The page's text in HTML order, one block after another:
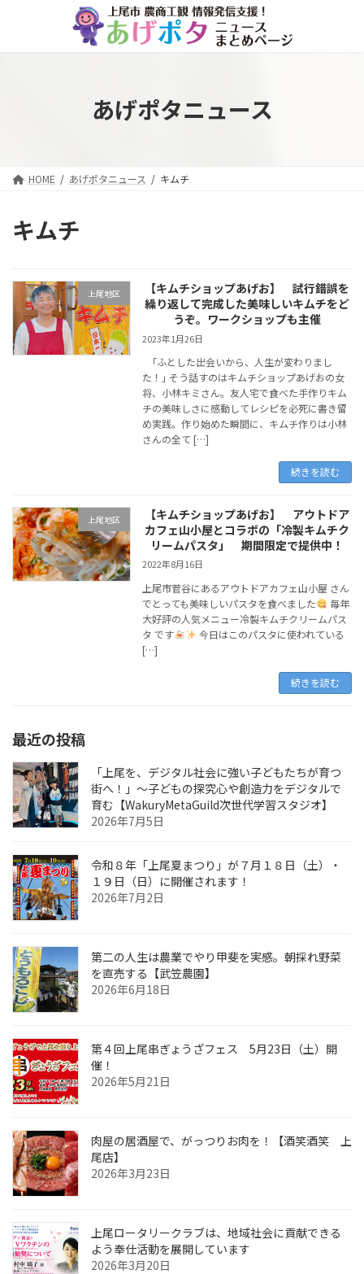
あげポタニュース
HOME あげポタニュース キムチ
キムチ
上尾地区
【キムチショップあげお】 試行錯誤を
繰り返して完成した美味しいキムチをど
うぞ。ワークショップも主催
2023年1月26日
｢ふとした出会いから、人生が変わりまし
た！｣ そう話すのはキムチショップあげおの女
将、小林キミさん。友人宅で食べた手作りキム
チの美味しさに感動してレシピを必死に書き留
め実践。作り始めた瞬間に、キムチ作りは小林
さんの全て […]
続きを読む
上尾地区
【キムチショップあげお】 アウトドア
カフェ山小屋とコラボの「冷製キムチク
リームパスタ」 期間限定で提供中！
2022年8月16日
上尾市菅谷にあるアウトドアカフェ山小屋 さん
でとっても美味しいパスタを食べました
毎年
大好評の人気メニュー冷製キムチクリームパス
タ です
今日はこのパスタに使われている
[…]
続きを読む
最近の投稿
「上尾を、デジタル社会に強い子どもたちが育つ
街へ！」〜子どもの探究心や創造力をデジタルで
育む【WakuryMetaGuild次世代学習スタジオ】
2026年7月5日
令和８年「上尾夏まつり」が７月１８日（土）・
１９日（日）に開催されます！
2026年7月2日
第二の人生は農業でやり甲斐を実感。朝採れ野菜
を直売する【武笠農園】
2026年6月18日
第４回上尾串ぎょうざフェス 5月23日（土）開
催！
2026年5月21日
肉屋の居酒屋で、がっつりお肉を！【酒笑酒笑 上
尾店】
2026年3月23日
上尾ロータリークラブは、地域社会に貢献できる
よう奉仕活動を展開しています
2026年3月20日